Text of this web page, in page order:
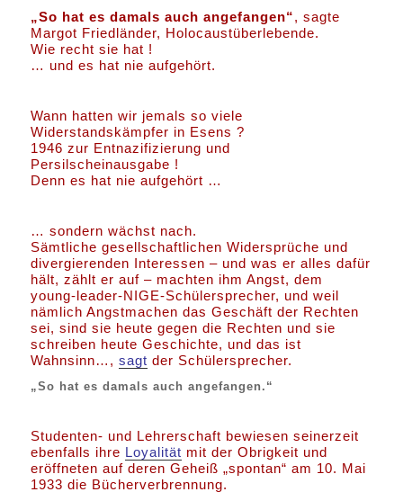
„So hat es damals auch angefangen“, sagte
Margot Friedländer, Holocaustüberlebende.
Wie recht sie hat !
… und es hat nie aufgehört.
Wann hatten wir jemals so viele
Widerstandskämpfer in Esens ?
1946 zur Entnazifizierung und
Persilscheinausgabe !
Denn es hat nie aufgehört …
… sondern wächst nach.
Sämtliche gesellschaftlichen Widersprüche und
divergierenden Interessen – und was er alles dafür
hält, zählt er auf – machten ihm Angst, dem
young-leader-NIGE-Schülersprecher, und weil
nämlich Angstmachen das Geschäft der Rechten
sei, sind sie heute gegen die Rechten und sie
schreiben heute Geschichte, und das ist
Wahnsinn…,sagt der Schülersprecher.
„So hat es damals auch angefangen.“
Studenten- und Lehrerschaft bewiesen seinerzeit
ebenfalls ihre Loyalität mit der Obrigkeit und
eröffneten auf deren Geheiß „spontan“ am 10. Mai
1933 die Bücherverbrennung.